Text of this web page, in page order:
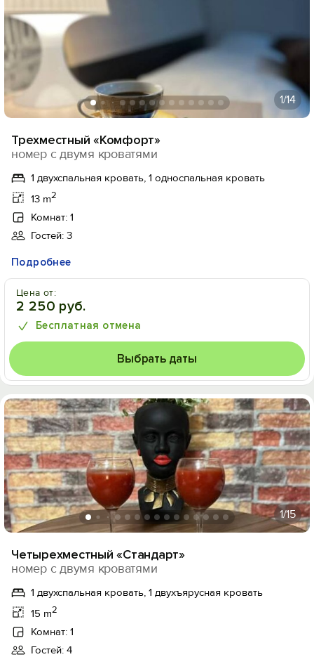
1/14
Трехместный «Комфорт»
номер с двумя кроватями
1 двухспальная кровать, 1 односпальная кровать
13 m2
Комнат: 1
Гостей: 3
Подробнее
Цена от:
2 250 руб.
Бесплатная отмена
Выбрать даты
1/15
Четырехместный «Стандарт»
номер с двумя кроватями
1 двухспальная кровать, 1 двухъярусная кровать
15 m2
Комнат: 1
Гостей: 4